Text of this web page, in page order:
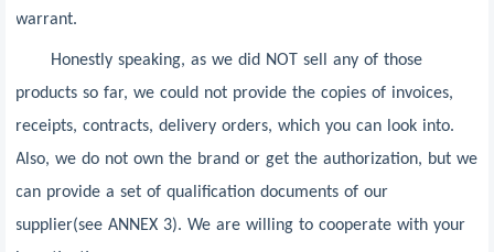
warrant.
Honestly speaking, as we did NOT sell any of those
products so far, we could not provide the copies of invoices,
receipts, contracts, delivery orders, which you can look into.
Also, we do not own the brand or get the authorization, but we
can provide a set of qualification documents of our
supplier(see ANNEX 3). We are willing to cooperate with your